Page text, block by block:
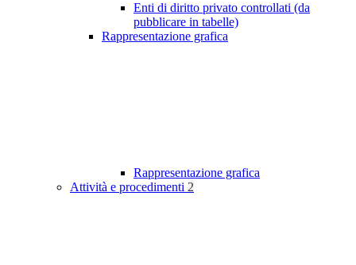
Enti di diritto privato controllati (da
pubblicare in tabelle)
Rappresentazione grafica
Rappresentazione grafica
Attività e procedimenti 2